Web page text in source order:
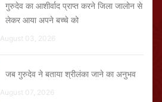
गुरुदेव का आशीर्वाद प्राप्त करने जिला जालोन से
लेकर आया अपने बच्चे को
August 03, 2026
जब गुरुदेव ने बताया श्रीलंका जाने का अनुभव
August 07, 2026